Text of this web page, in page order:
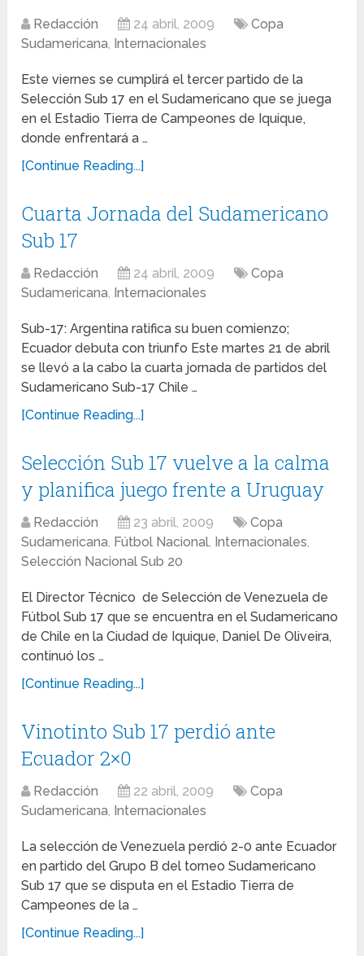
Redacción 24 abril, 2009
Copa
Sudamericana, Internacionales
Este viernes se cumplirá el tercer partido de la
Selección Sub 17 en el Sudamericano que se juega
en el Estadio Tierra de Campeones de Iquique,
donde enfrentará a …
[Continue Reading...]
Cuarta Jornada del Sudamericano
Sub 17
Redacción 24 abril, 2009
Copa
Sudamericana, Internacionales
Sub-17: Argentina ratifica su buen comienzo;
Ecuador debuta con triunfo Este martes 21 de abril
se llevó a la cabo la cuarta jornada de partidos del
Sudamericano Sub-17 Chile …
[Continue Reading...]
Selección Sub 17 vuelve a la calma
y planifica juego frente a Uruguay
Redacción 23 abril, 2009
Copa
Sudamericana, Fútbol Nacional, Internacionales,
Selección Nacional Sub 20
El Director Técnico de Selección de Venezuela de
Fútbol Sub 17 que se encuentra en el Sudamericano
de Chile en la Ciudad de Iquique, Daniel De Oliveira,
continuó los …
[Continue Reading...]
Vinotinto Sub 17 perdió ante
Ecuador 2×0
Redacción 22 abril, 2009
Copa
Sudamericana, Internacionales
La selección de Venezuela perdió 2-0 ante Ecuador
en partido del Grupo B del torneo Sudamericano
Sub 17 que se disputa en el Estadio Tierra de
Campeones de la …
[Continue Reading...]